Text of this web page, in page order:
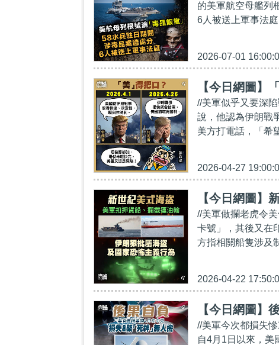
的美軍航空母艦列
6人被送上軍事法
2026-07-01
【今日網圖】
//美軍似乎又要深
說，他認為伊朗戰
美方打電話，「希
2026-04-27
【今日網圖】
//美軍做攔老虎令
卡號」，其後又在
方指相關船隻涉及
2026-04-22
【今日網圖】
//美軍今次都損失
自4月1日以來，美